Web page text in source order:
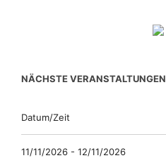
NÄCHSTE VERANSTALTUNGEN
Datum/Zeit
11/11/2026 - 12/11/2026